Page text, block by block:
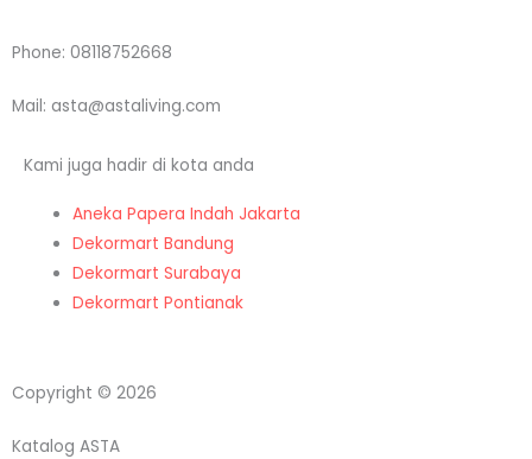
a
m
n
Phone: 08118752668
Mail: asta@astaliving.com
Kami juga hadir di kota anda
Aneka Papera Indah Jakarta
Dekormart Bandung
Dekormart Surabaya
Dekormart Pontianak
Copyright © 2026
Katalog ASTA